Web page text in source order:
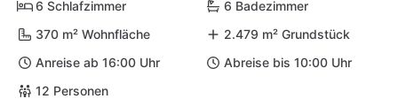
6 Schlafzimmer
6 Badezimmer
370 m² Wohnfläche
2.479 m² Grundstück
Anreise ab 16:00 Uhr
Abreise bis 10:00 Uhr
12 Personen